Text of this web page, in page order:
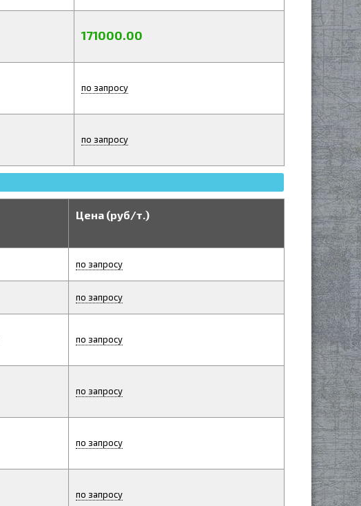
171000.00
по запросу
по запросу
Цена (руб/т.)
по запросу
по запросу
по запросу
по запросу
по запросу
по запросу